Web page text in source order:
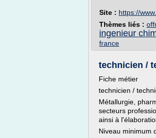
Site : https://
Thèmes liés :
ingenieur
france
technicien /
Fiche métier
technicien /
Métallurgie,
secteurs
ainsi à
Niveau minimum